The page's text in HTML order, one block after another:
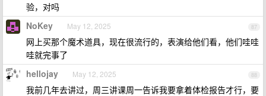
验，对吗
87
NoKey May 12, 2025
网上买那个魔术道具，现在很流行的，表演给他们看，他们哇哇
哇就完事了
88
hellojay May 12, 2025
我前几年去讲过，周三讲课周一告诉我要拿着体检报告才行，要